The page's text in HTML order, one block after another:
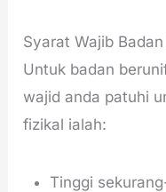
Syarat Wajib
Untuk badan
wajid anda patuhi
fizikal ialah:
Tinggi